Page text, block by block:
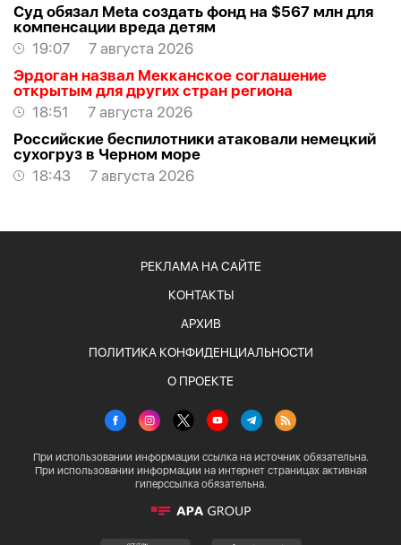
Суд обязал Meta создать фонд на $567 млн для
компенсации вреда детям
19:07
7 августа 2026
Эрдоган назвал Мекканское соглашение
открытым для других стран региона
18:51
7 августа 2026
Российские беспилотники атаковали немецкий
сухогруз в Черном море
18:43
7 августа 2026
РЕКЛАМА НА САЙТЕ
КОНТАКТЫ
АРХИВ
ПОЛИТИКА КОНФИДЕНЦИАЛЬНОСТИ
О ПРОЕКТЕ
При использовании информации ссылка на источник обязательна.
При использовании информации на интернет страницах активная
гиперссылка обязательна.